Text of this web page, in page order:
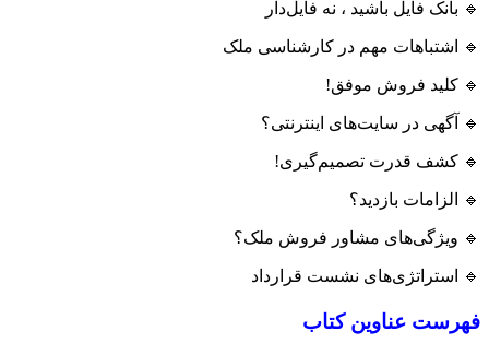
🔹 بانک فایل باشید ، نه فایل‌دار
🔹 اشتباهات مهم در کارشناسی ملک
🔹 کلید فروش موفق!
🔹 آگهی در سایت‌های اینترنتی؟
🔹 کشف قدرت تصمیم‌گیری!
🔹 الزامات بازدید؟
🔹 ویژگی‌های مشاور فروش ملک؟
🔹 استراتژی‌های نشست قرارداد
فهرست عناوین کتاب